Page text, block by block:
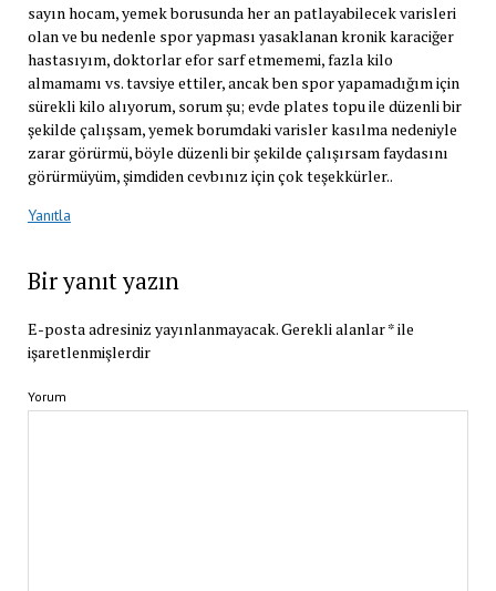
sayın hocam, yemek borusunda her an patlayabilecek varisleri
olan ve bu nedenle spor yapması yasaklanan kronik karaciğer
hastasıyım, doktorlar efor sarf etmememi, fazla kilo
almamamı vs. tavsiye ettiler, ancak ben spor yapamadığım için
sürekli kilo alıyorum, sorum şu; evde plates topu ile düzenli bir
şekilde çalışsam, yemek borumdaki varisler kasılma nedeniyle
zarar görürmü, böyle düzenli bir şekilde çalışırsam faydasını
görürmüyüm, şimdiden cevbınız için çok teşekkürler..
Yanıtla
Bir yanıt yazın
E-posta adresiniz yayınlanmayacak.Gerekli alanlar*ile
işaretlenmişlerdir
Yorum